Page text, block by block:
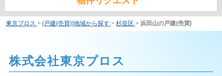
東京プロス > (戸建(売買))地域から探す > 杉並区 > 浜田山の戸建(売買)
株式会社東京プロス